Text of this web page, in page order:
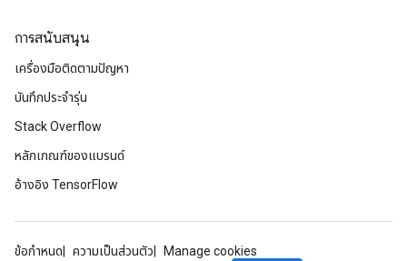
การสนับสนุน
เครื่องมือติดตามปัญหา
บันทึกประจำรุ่น
Stack Overflow
หลักเกณฑ์ของแบรนด์
อ้างอิง TensorFlow
ข้อกำหนด ความเป็นส่วนตัว
Manage cookies